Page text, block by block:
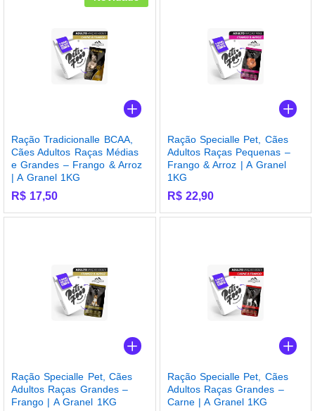
Ração Tradicionalle BCAA,
Cães Adultos Raças Médias
e Grandes – Frango & Arroz
| A Granel 1KG
R$ 17,50
Ração Specialle Pet, Cães
Adultos Raças Pequenas –
Frango & Arroz | A Granel
1KG
R$22,90
Ração Specialle Pet, Cães
Adultos Raças Grandes –
Frango | A Granel 1KG
Ração Specialle Pet, Cães
Adultos Raças Grandes –
Carne | A Granel 1KG